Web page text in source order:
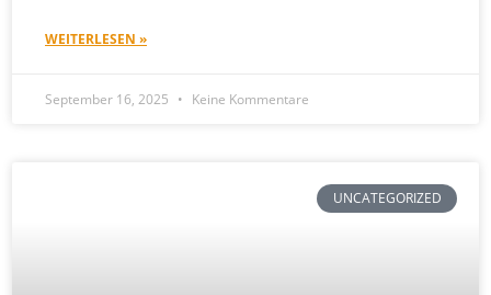
WEITERLESEN »
September 16, 2025 Keine Kommentare
UNCATEGORIZED